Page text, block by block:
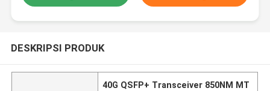
DESKRIPSI PRODUK
40G QSFP+ Transceiver 850NM MT